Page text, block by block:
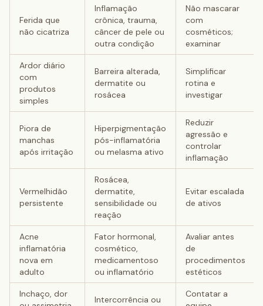
Ferida que
não cicatriza
Inflamação
crônica, trauma,
câncer de pele ou
outra condição
Não mascarar
com
cosméticos;
examinar
Ardor diário
com
produtos
simples
Barreira alterada,
dermatite ou
rosácea
Simplificar
rotina e
investigar
Piora de
manchas
após irritação
Hiperpigmentação
pós-inflamatória
ou melasma ativo
Reduzir
agressão e
controlar
inflamação
Vermelhidão
persistente
Rosácea,
dermatite,
sensibilidade ou
reação
Evitar escalada
de ativos
Acne
inflamatória
nova em
adulto
Fator hormonal,
cosmético,
medicamentoso
ou inflamatório
Avaliar antes
de
procedimentos
estéticos
Inchaço, dor
Intercorrência ou
Contatar a